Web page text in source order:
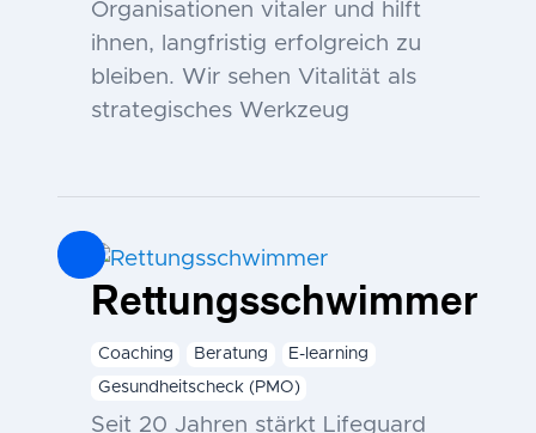
Organisationen vitaler und hilft
ihnen, langfristig erfolgreich zu
bleiben. Wir sehen Vitalität als
strategisches Werkzeug
Rettungsschwimmer
Coaching Beratung
E-learning
Gesundheitscheck (PMO)
Seit 20 Jahren stärkt Lifeguard